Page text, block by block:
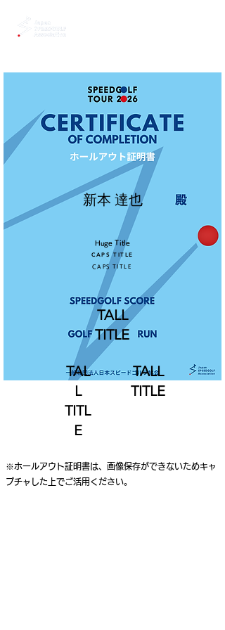
CAPS TITLE
TALL
TITLE
TALL
TITLE
新本 達也
CAPS TITLE
Huge Title
TAL
L
TITL
E
※ホールアウト証明書は、画像保存ができないためキャ
プチャした上でご活用ください。